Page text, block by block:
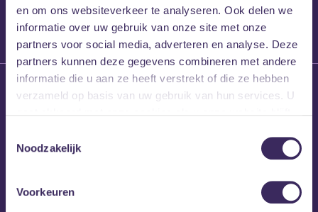
en om ons websiteverkeer te analyseren. Ook delen we
informatie over uw gebruik van onze site met onze
partners voor social media, adverteren en analyse. Deze
partners kunnen deze gegevens combineren met andere
informatie die u aan ze heeft verstrekt of die ze hebben
verzameld op basis van uw gebruik van hun services. U
Noodzakelijk
Voorkeuren
26 maart 2026
Willem’s Blog: High